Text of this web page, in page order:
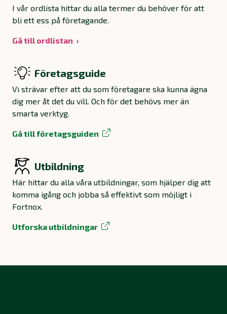
I vår ordlista hittar du alla termer du behöver för att
bli ett ess på företagande.
Gå till ordlistan
Företagsguide
Vi strävar efter att du som företagare ska kunna ägna
dig mer åt det du vill. Och för det behövs mer än
smarta verktyg.
Gå till företagsguiden
Utbildning
Här hittar du alla våra utbildningar, som hjälper dig att
komma igång och jobba så effektivt som möjligt i
Fortnox.
Utforska utbildningar